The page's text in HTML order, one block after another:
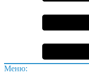
Меню: